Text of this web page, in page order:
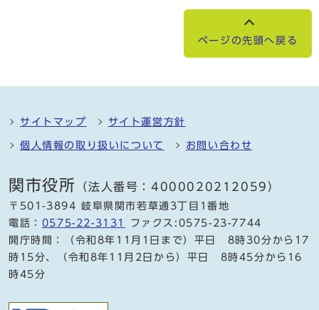
ページの先頭へ戻る
サイトマップ サイト運営方針
個人情報の取り扱いについて お問い合わせ
関市役所 （法人番号：4000020212059）
〒501-3894 岐阜県関市若草通3丁目1番地
電話： 0575-22-3131
ファクス:0575-23-7744
開庁時間：（令和8年11月1日まで）平日 8時30分から17
時15分、（令和8年11月2日から）平日 8時45分から16
時45分